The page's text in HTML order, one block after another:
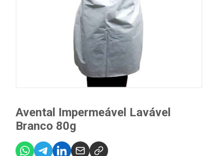
Avental Impermeável Lavável
Branco 80g